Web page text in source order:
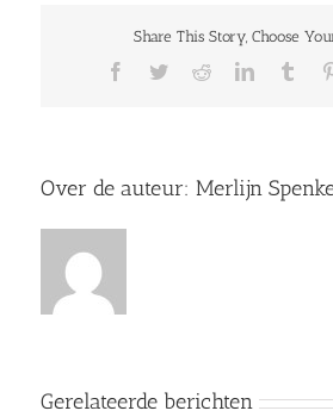
Share This Story, Choose
Facebook
TwitterRedditLinkedIn
Over de auteur: Merlijn
Gerelateerde berichten